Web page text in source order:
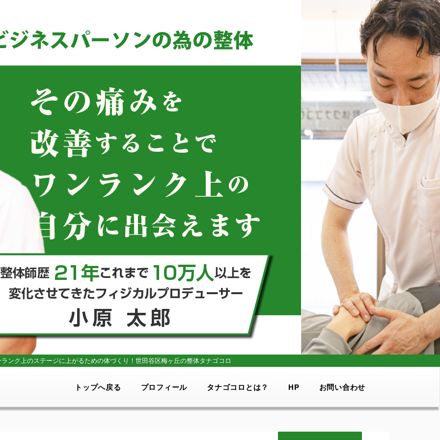
ンク上のステージに上がるための体づくり！ 世田谷区梅ヶ丘の整体タナゴコロ
トップへ戻る プロフィール タナゴコロとは？ HP お問い合わせ